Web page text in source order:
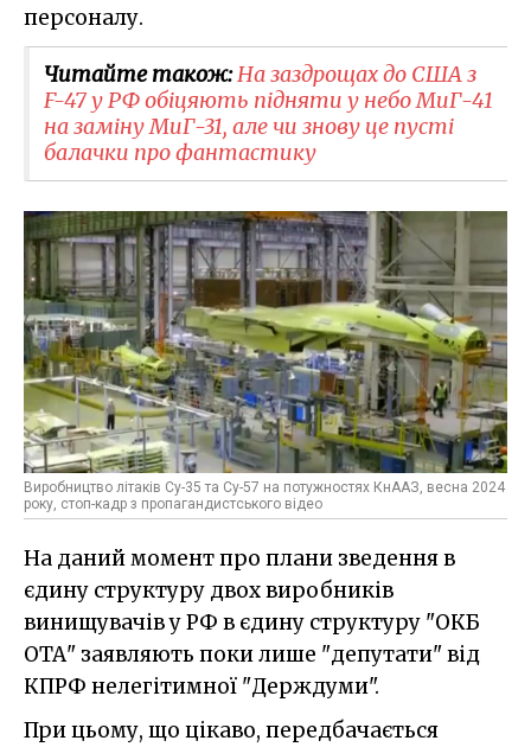
персоналу.
Читайте також:На заздрощах до США з
F-47 у РФ обіцяють підняти у небо МиГ-41
на заміну МиГ-31, але чи знову це пусті
балачки про фантастику
Виробництво літаків Су-35 та Су-57 на потужностях КнААЗ, весна 2024
року, стоп-кадр з пропагандистського відео
На даний момент про плани зведення в
єдину структуру двох виробників
винищувачів у РФ в єдину структуру "ОКБ
ОТА" заявляють поки лише "депутати" від
КПРФ нелегітимної "Держдуми".
При цьому, що цікаво, передбачається